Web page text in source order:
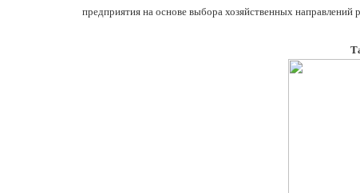
предприятия на основе выбора хозяйственных